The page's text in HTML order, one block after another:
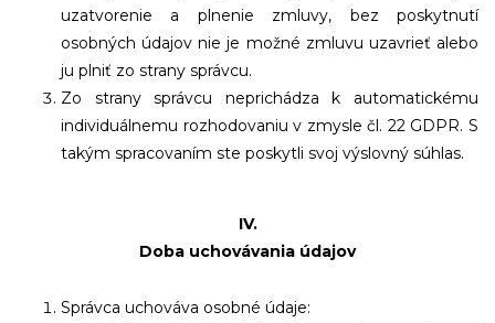
uzatvorenie a plnenie zmluvy, bez poskytnutí
osobných údajov nie je možné zmluvu uzavrieť alebo
ju plniť zo strany správcu.
Zo strany správcu neprichádza k automatickému
individuálnemu rozhodovaniu v zmysle čl. 22 GDPR. S
takým spracovaním ste poskytli svoj výslovný súhlas.
IV.
Doba uchovávania údajov
Správca uchováva osobné údaje: